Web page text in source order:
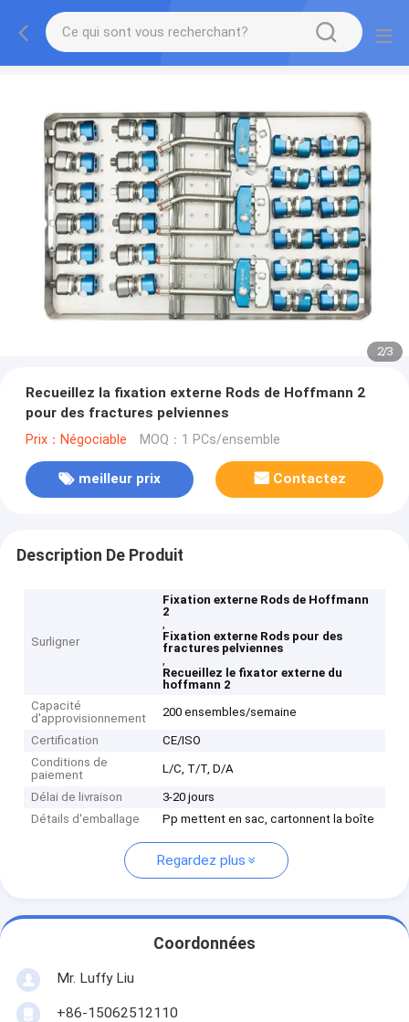
2/3
Recueillez la fixation externe Rods de Hoffmann 2
pour des fractures pelviennes
Prix：Négociable MOQ：1 PCs/ensemble
meilleur prix Contactez
Description De Produit
Surligner
Fixation externe Rods de Hoffmann
2
,
Fixation externe Rods pour des
fractures pelviennes
,
Recueillez le fixator externe du
hoffmann 2
Capacité
d'approvisionnement
200 ensembles/semaine
Certification
CE/ISO
Conditions de
paiement
L/C, T/T, D/A
Délai de livraison
3-20 jours
Détails d'emballage
Pp mettent en sac, cartonnent la boîte
Regardez plus
Coordonnées
Mr. Luffy Liu
+86-15062512110